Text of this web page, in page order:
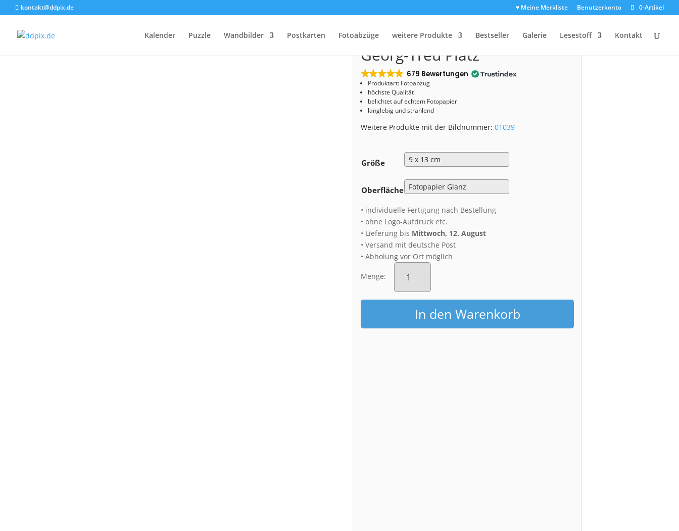
kontakt@ddpix.de ♥ Meine Merkliste Benutzerkonto 0-Artikel
Kalender Puzzle Wandbilder Postkarten Fotoabzüge weitere Produkte Bestseller Galerie Lesestoff Kontakt
Start/Shop/Fotoabzug/ Fotoabzug (01039) Georg-Treu Platz
Fotoabzug (01039)
Georg-Treu Platz
679 Bewertungen
Produktart: Fotoabzug
höchste Qualität
belichtet auf echtem Fotopapier
langlebig und strahlend
Weitere Produkte mit der Bildnummer:01039
Größe
Oberfläche
• individuelle Fertigung nach Bestellung
• ohne Logo-Aufdruck etc.
• Lieferung bis Mittwoch, 12. August
• Versand mit deutsche Post
• Abholung vor Ort möglich
Menge:
Fotoabzug
(01039)
Treu
Platz
MengeIn den Warenkorb